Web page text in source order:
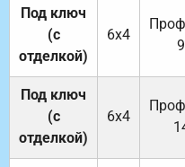
Под ключ
(с
отделкой)
6х4
Под ключ
(с
отделкой)
6х4